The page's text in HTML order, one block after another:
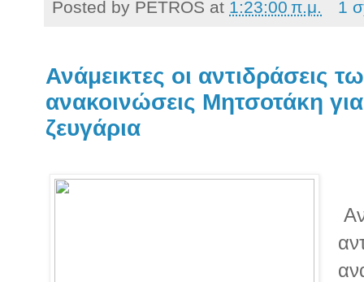
Posted by PETROS at 1:23:00 π.μ. 1
Ανάμεικτες οι αντιδράσεις
ανακοινώσεις Μητσοτάκη
ζευγάρια